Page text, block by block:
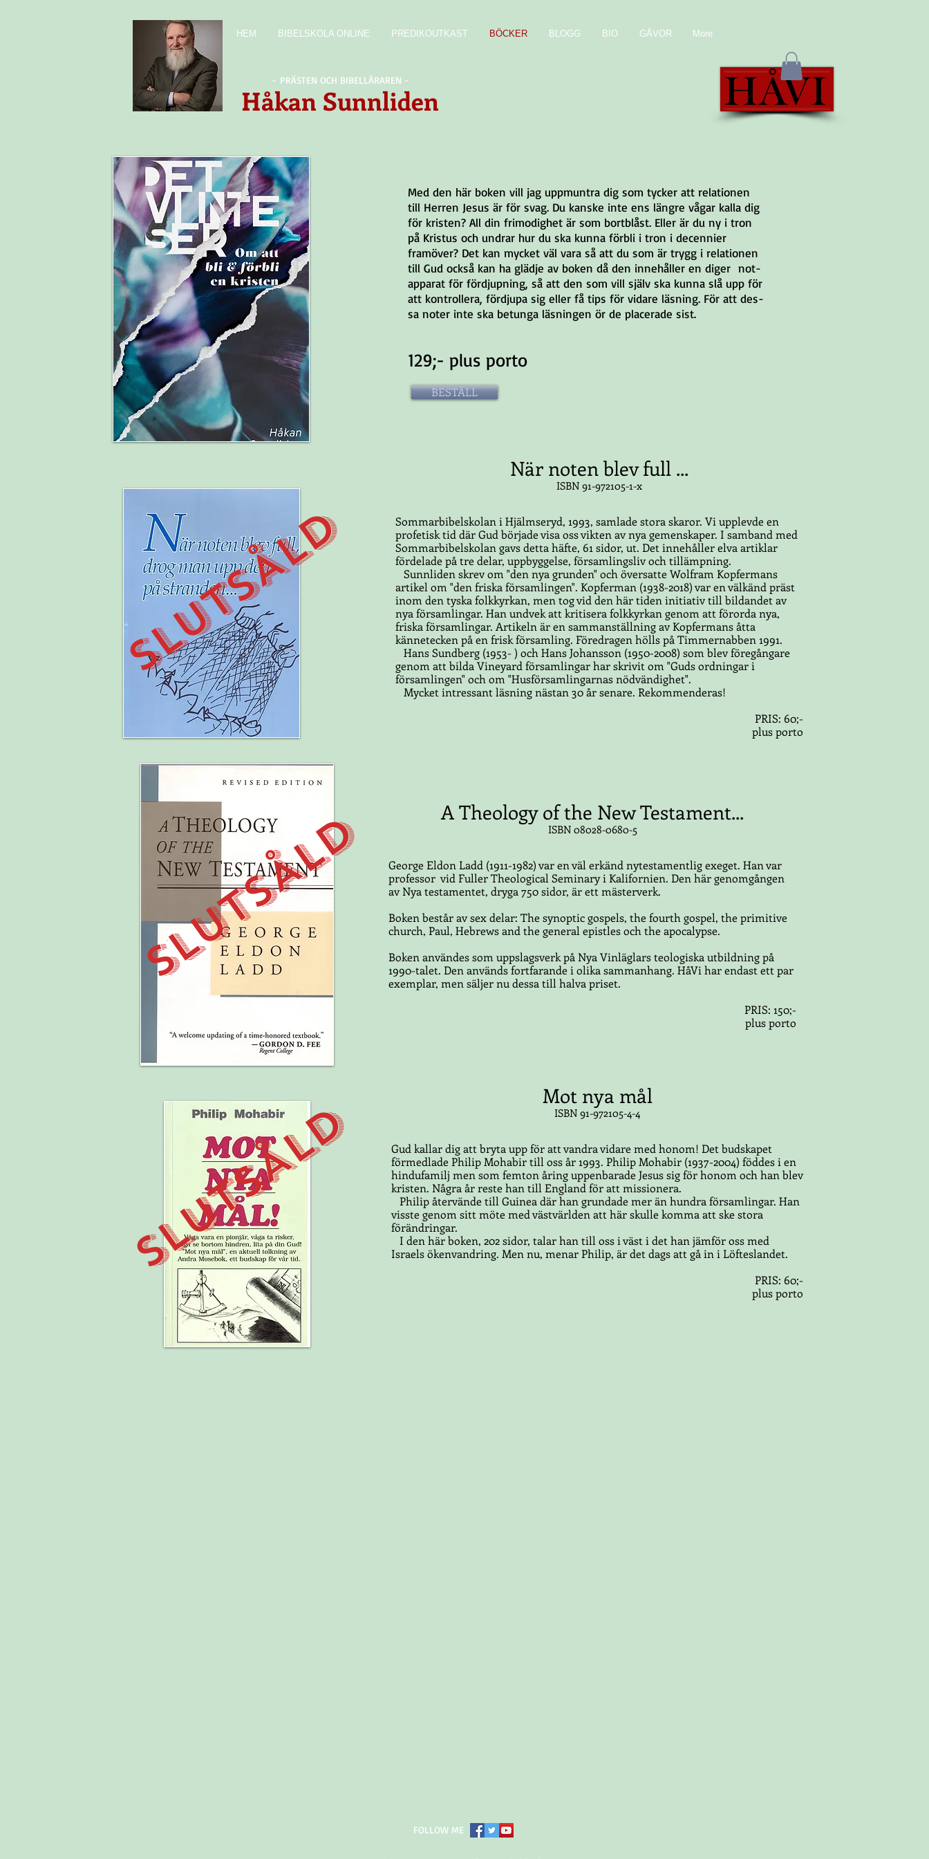
HEM BIBELSKOLA ONLINE PREDIKOUTKAST BÖCKER BLOGG BIO GÅVOR More
- PRÄSTEN OCH BIBELLÄRAREN -
Håkan Sunnliden
Med den här boken vill jag uppmuntra dig som tycker att relationen​
till Herren Jesus är för svag. Du kanske inte ens längre vågar kalla dig
för kristen? All din frimodighet är som bortblåst. Eller är du ny i tron
på Kristus och undrar hur du ska kunna förbli i tron i decennier
framöver? Det kan mycket väl vara så att du som är trygg i relationen
till Gud också kan ha glädje av boken då den innehåller en diger not-
apparat för fördjupning, så att den som vill själv ska kunna slå upp för
att kontrollera, fördjupa sig eller få tips för vidare läsning. För att des-
sa noter inte ska betunga läsningen ör de placerade sist.
129;- plus porto
BESTÄLL
SLUTSÅLD
När noten blev full ...
ISBN 91-972105-1-x
Sommarbibelskolan i Hjälmseryd, 1993, samlade stora skaror. Vi upplevde en
profetisk tid där Gud började visa oss vikten av nya gemenskaper. I samband med
Sommarbibelskolan gavs detta häfte, 61 sidor, ut. Det innehåller elva artiklar
fördelade på tre delar, uppbyggelse, församlingsliv och tillämpning.
Sunnliden skrev om "den nya grunden" och översatte Wolfram Kopfermans
artikel om "den friska församlingen". Kopferman (1938-2018) var en välkänd präst
inom den tyska folkkyrkan, men tog vid den här tiden initiativ till bildandet av
nya församlingar. Han undvek att kritisera folkkyrkan genom att förorda nya,
friska församlingar. Artikeln är en sammanställning av Kopfermans åtta
kännetecken på en frisk församling. Föredragen hölls på Timmernabben 1991.
Hans Sundberg (1953- ) och Hans Johansson (1950-2008) som blev föregångare
genom att bilda Vineyard församlingar har skrivit om "Guds ordningar i
församlingen" och om "Husförsamlingarnas nödvändighet".
Mycket intressant läsning nästan 30 år senare. Rekommenderas!
PRIS: 60;-
plus porto
SLUTSÅLD A Theology of the New Testament...
ISBN 08028-0680-5
George Eldon Ladd (1911-1982) var en väl erkänd nytestamentlig exeget. Han var
professor vid Fuller Theological Seminary i Kalifornien. Den här genomgången
av Nya testamentet, dryga 750 sidor, är ett mästerverk.
Boken består av sex delar: The synoptic gospels, the fourth gospel, the primitive
church, Paul, Hebrews and the general epistles och the apocalypse.
Boken användes som uppslagsverk på Nya Vinläglars teologiska utbildning på
1990-talet. Den används fortfarande i olika sammanhang. HåVi har endast ett par
exemplar, men säljer nu dessa till halva priset.
PRIS: 150;-
plus porto
SLUTSÅLD Mot nya mål
ISBN 91-972105-4-4
Gud kallar dig att bryta upp för att vandra vidare med honom! Det budskapet
förmedlade Philip Mohabir till oss år 1993. Philip Mohabir (1937-2004) föddes i en
hindufamilj men som femton åring uppenbarade Jesus sig för honom och han blev
kristen. Några år reste han till England för att missionera.
Philip återvände till Guinea där han grundade mer än hundra församlingar. Han
visste genom sitt möte med västvärlden att här skulle komma att ske stora
förändringar.
I den här boken, 202 sidor, talar han till oss i väst i det han jämför oss med
Israels ökenvandring. Men nu, menar Philip, är det dags att gå in i Löfteslandet.
PRIS: 60;-
plus porto
FOLLOW ME